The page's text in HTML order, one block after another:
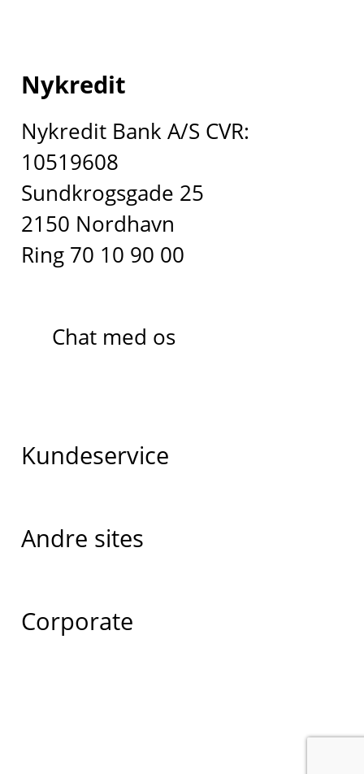
Nykredit
Nykredit Bank A/S CVR:
10519608
Sundkrogsgade 25
2150 Nordhavn
Ring 70 10 90 00
Chat med os
Kundeservice
Andre sites
Corporate